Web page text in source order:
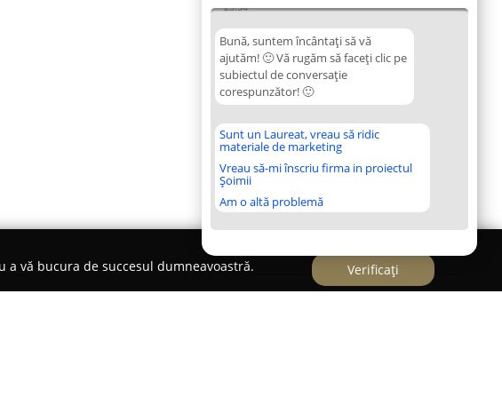
23:54
Bună, suntem încântați să vă
ajutăm! 🙂 Vă rugăm să faceți clic pe
subiectul de conversație
corespunzător! 🙂
Sunt un Laureat, vreau să ridic
materiale de marketing
Vreau să-mi înscriu firma in proiectul
Șoimii
Am o altă problemă
vă bucura de succesul dumneavoastră.
Verificați